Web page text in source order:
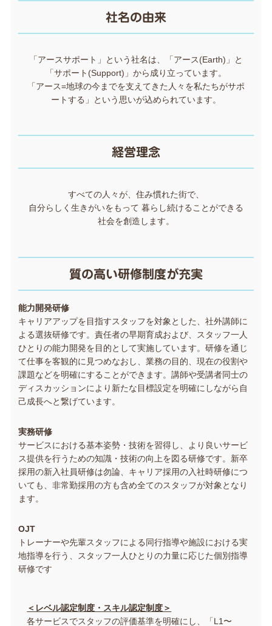
社名の由来
「アースサポート」という社名は、「アース(Earth)」と
「サポート(Support)」から成り立っています。
「アース=地球の今までを支えてきた人々を私たちがサポ
ートする」という思いが込められています。
経営理念
すべての人々が、住み慣れた街で、
自分らしく生きがいをもって 暮らし続けることができる
社会を創造します。
質の高い研修制度が充実
能力開発研修
キャリアアップを目指すスタッフを対象とした、社外講師に
よる選抜研修です。責任者の早期育成および、スタッフ一人
ひとりの能力開発を目的として実施しています。研修を通じ
て仕事を客観的に見つめなおし、業務の目的、現在の役割や
課題などを明確にすることができます。講師や受講者同士の
ディスカッションにより新たな目標設定を明確にしながら自
己成長へと繋げています。
実務研修
サービスにおける基本姿勢・技術を習得し、より良いサービ
ス提供を行うための知識・技術の向上を図る研修です。新卒
採用の新入社員研修は勿論、キャリア採用の入社時研修につ
いても、非常勤採用の方も含め全てのスタッフが対象となり
ます。
OJT
トレーナーや先輩スタッフによる同行指導や施設における実
地指導を行う、スタッフ一人ひとりの力量に応じた個別指導
研修です
＜レベル認定制度・スキル認定制度＞
各サービスでスタッフの評価基準を明確にし、「L1〜